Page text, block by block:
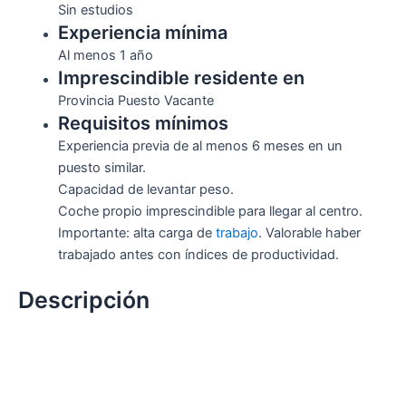
Sin estudios
Experiencia mínima
Al menos 1 año
Imprescindible residente en
Provincia Puesto Vacante
Requisitos mínimos
Experiencia previa de al menos 6 meses en un
puesto similar.
Capacidad de levantar peso.
Coche propio imprescindible para llegar al centro.
Importante: alta carga de trabajo. Valorable haber
trabajado antes con índices de productividad.
Descripción